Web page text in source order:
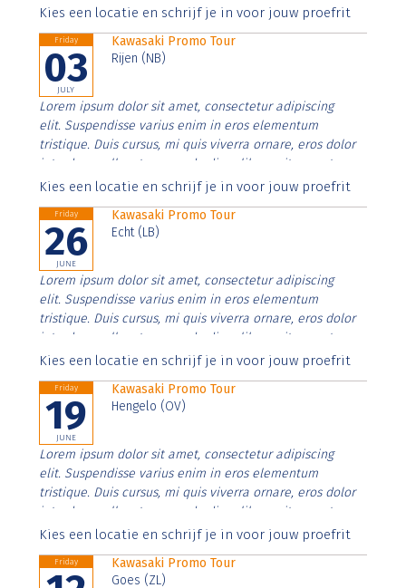
Aenean faucibus nibh et justo cursus id rutrum lorem
Kies een locatie en schrijf je in voor jouw proefrit
Friday
03
JULY
Kawasaki Promo Tour
Rijen (NB)
Lorem ipsum dolor sit amet, consectetur adipiscing
elit. Suspendisse varius enim in eros elementum
tristique. Duis cursus, mi quis viverra ornare, eros dolor
interdum nulla, ut commodo diam libero vitae erat.
Aenean faucibus nibh et justo cursus id rutrum lorem
Kies een locatie en schrijf je in voor jouw proefrit
Friday
26
JUNE
Kawasaki Promo Tour
Echt (LB)
Lorem ipsum dolor sit amet, consectetur adipiscing
elit. Suspendisse varius enim in eros elementum
tristique. Duis cursus, mi quis viverra ornare, eros dolor
interdum nulla, ut commodo diam libero vitae erat.
Aenean faucibus nibh et justo cursus id rutrum lorem
Kies een locatie en schrijf je in voor jouw proefrit
Friday
19
JUNE
Kawasaki Promo Tour
Hengelo (OV)
Lorem ipsum dolor sit amet, consectetur adipiscing
elit. Suspendisse varius enim in eros elementum
tristique. Duis cursus, mi quis viverra ornare, eros dolor
interdum nulla, ut commodo diam libero vitae erat.
Aenean faucibus nibh et justo cursus id rutrum lorem
Kies een locatie en schrijf je in voor jouw proefrit
Friday
Kawasaki Promo Tour
Goes (ZL)